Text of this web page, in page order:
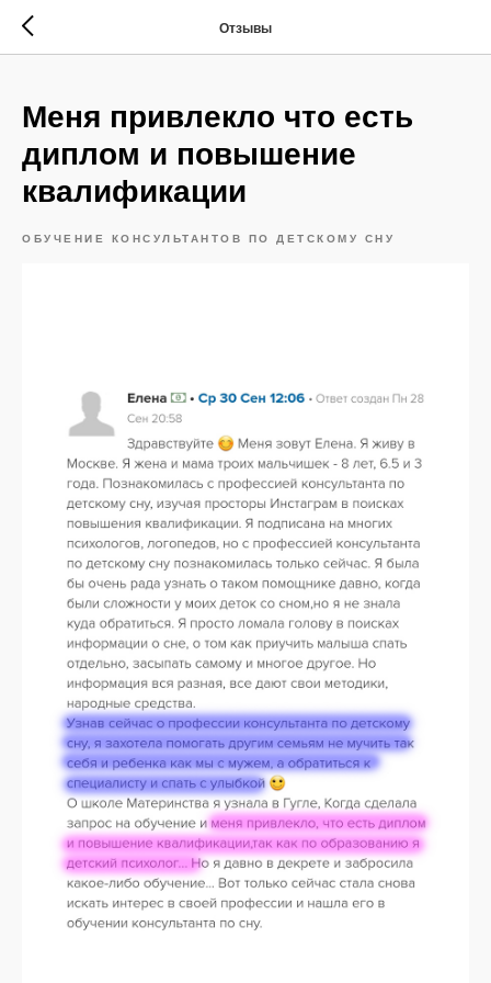
Отзывы
Меня привлекло что есть
диплом и повышение
квалификации
ОБУЧЕНИЕ КОНСУЛЬТАНТОВ ПО ДЕТСКОМУ СНУ